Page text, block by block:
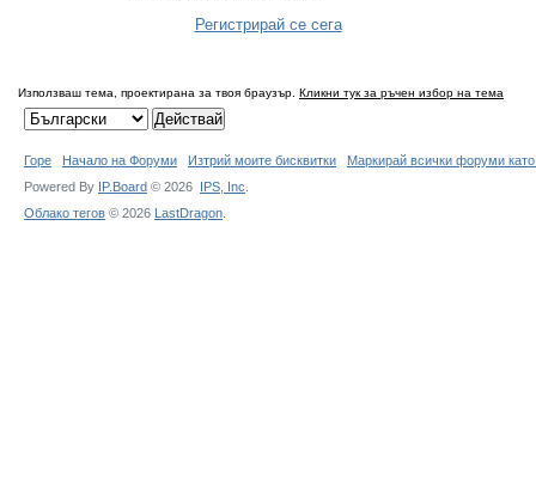
Регистрирай се сега
Използваш тема, проектирана за твоя браузър. Кликни тук за ръчен избор на тема
Горе Начало на Форуми Изтрий моите бисквитки
Маркирай всички форуми
Powered By
IP.Board © 2026 IPS, Inc
Облако тегов © 2026 LastDragon